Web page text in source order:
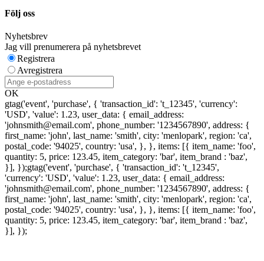
Följ oss
Nyhetsbrev
Jag vill prenumerera på nyhetsbrevet
Registrera
Avregistrera
OK
gtag('event', 'purchase', { 'transaction_id': 't_12345', 'currency':
'USD', 'value': 1.23, user_data: { email_address:
'johnsmith@email.com', phone_number: '1234567890', address: {
first_name: 'john', last_name: 'smith', city: 'menlopark', region: 'ca',
postal_code: '94025', country: 'usa', }, }, items: [{ item_name: 'foo',
quantity: 5, price: 123.45, item_category: 'bar', item_brand : 'baz',
}], });gtag('event', 'purchase', { 'transaction_id': 't_12345',
'currency': 'USD', 'value': 1.23, user_data: { email_address:
'johnsmith@email.com', phone_number: '1234567890', address: {
first_name: 'john', last_name: 'smith', city: 'menlopark', region: 'ca',
postal_code: '94025', country: 'usa', }, }, items: [{ item_name: 'foo',
quantity: 5, price: 123.45, item_category: 'bar', item_brand : 'baz',
}], });